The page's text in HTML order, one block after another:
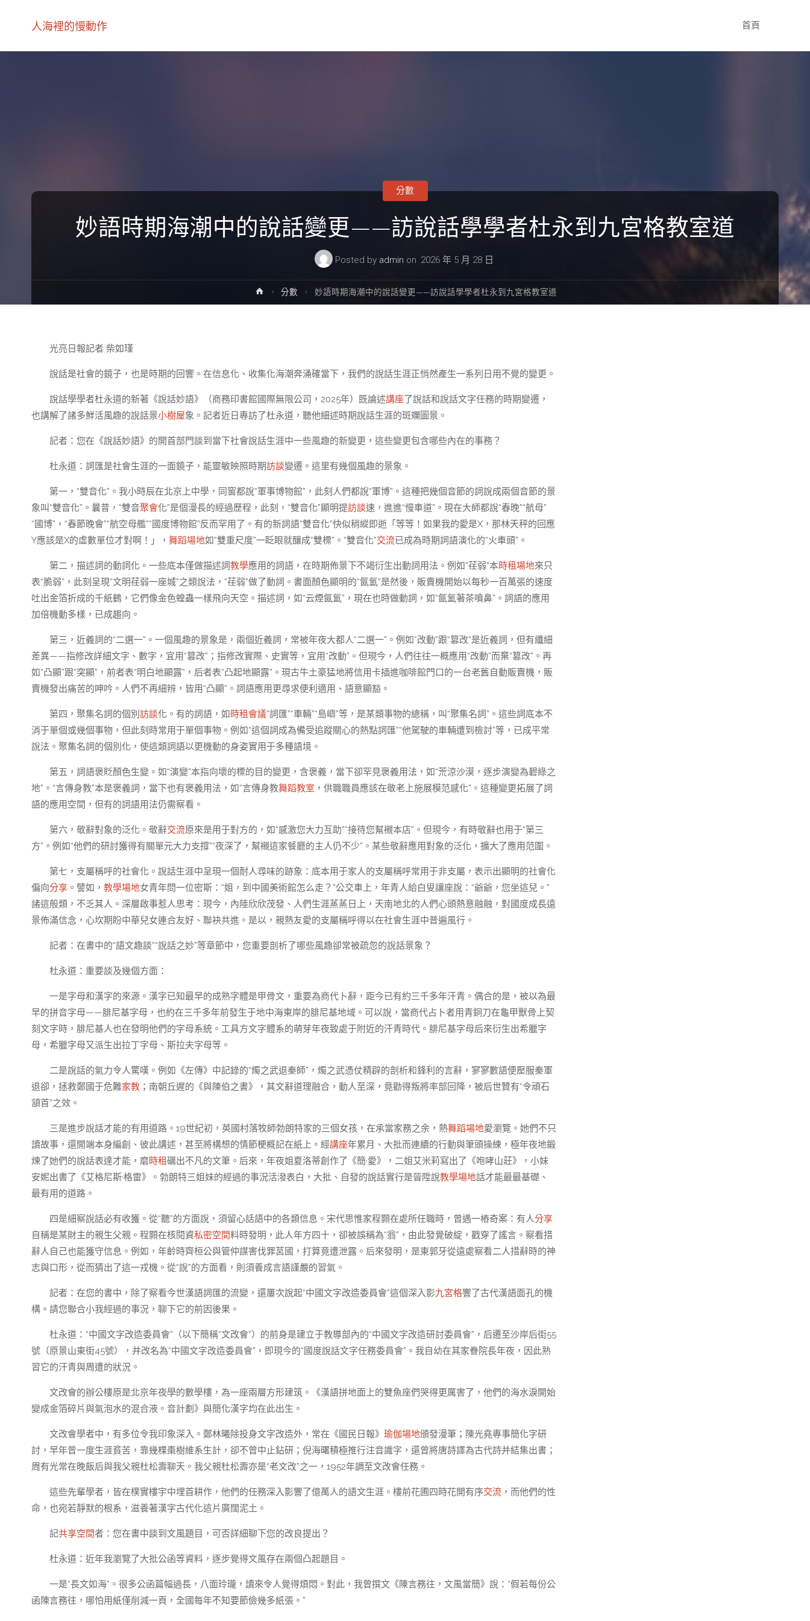
人海裡的慢動作 首頁
妙語時期海潮中的說話變更——訪說話學學者杜永到九宮格教室道
Posted by admin on 2026 年 5 月 28 日
分數
Home分數 妙語時期海潮中的說話變更——訪說話學學者杜永到九宮格教室道
光亮日報記者 柴如瑾
說話是社會的鏡子，也是時期的回響。在信息化、收集化海潮奔涌確當下，我們的說話生涯正悄然產生一系列日用不覺的變更。
說話學學者杜永道的新著《說話妙語》（商務印書館國際無限公司，2025年）既論述講座了說話和說話文字任務的時期變遷，
也講解了諸多鮮活風趣的說話景小樹屋象。記者近日專訪了杜永道，聽他細述時期說話生涯的斑斕圖景。
記者：您在《說話妙語》的開首部門談到當下社會說話生涯中一些風趣的新變更，這些變更包含哪些內在的事務？
杜永道：詞匯是社會生涯的一面鏡子，能靈敏映照時期訪談變遷。這里有幾個風趣的景象。
第一，“雙音化”。我小時辰在北京上中學，同窗都說“軍事博物館”，此刻人們都說“軍博”。這種把幾個音節的詞說成兩個音節的景
象叫“雙音化”。曩昔，“雙音聚會化”是個漫長的經過歷程，此刻，“雙音化”顯明提訪談速，進進“慢車道”。現在大師都說“春晚”“航母”
“國博”，“春節晚會”“航空母艦”“國度博物館”反而罕用了。有的新詞語“雙音化”快似稍縱即逝「等等！如果我的愛是X，那林天秤的回應
Y應該是X的虛數單位才對啊！」， 舞蹈場地如“雙重尺度”一眨眼就釀成“雙標”。“雙音化”交流已成為時期詞語演化的“火車頭”。
第二，描述詞的動詞化。一些底本僅做描述詞教學應用的詞語，在時期佈景下不竭衍生出動詞用法。例如“荏弱”本時租場地來只
表“脆弱”，此刻呈現“文明荏弱一座城”之類說法，“荏弱”做了動詞。書面顏色顯明的“氤氳”是然後，販賣機開始以每秒一百萬張的速度
吐出金箔折成的千紙鶴，它們像金色蝗蟲一樣飛向天空。描述詞，如“云煙氤氳”，現在也時做動詞，如“氤氳著茶噴鼻”。詞語的應用
加倍機動多樣，已成趨向。
第三，近義詞的“二選一”。一個風趣的景象是，兩個近義詞，常被年夜大都人“二選一”。例如“改動”跟“篡改”是近義詞，但有纖細
差異——指修改詳細文字、數字，宜用“篡改”；指修改實際、史實等，宜用“改動”。但現今，人們往往一概應用“改動”而棄“篡改”。再
如“凸顯”跟“突顯”，前者表“明白地顯露”，后者表“凸起地顯露”。現古牛土豪猛地將信用卡插進咖啡館門口的一台老舊自動販賣機，販
賣機發出痛苦的呻吟。人們不再細辨，皆用“凸顯”。詞語應用更尋求便利適用、語意顯豁。
第四，聚集名詞的個別 訪談化。有的詞語，如時租會議“詞匯”“車輛”“島嶼”等，是某類事物的總稱，叫“聚集名詞”。這些詞底本不
消于單個或幾個事物，但此刻時常用于單個事物。例如“這個詞成為備受追蹤關心的熱點詞匯”“他駕駛的車輛遭到檢討”等，已成平常
說法。聚集名詞的個別化，使這類詞語以更機動的身姿實用于多種語境。
第五，詞語褒貶顏色生變。如“演變”本指向壞的標的目的變更，含褒義，當下卻罕見褒義用法，如“荒涼沙漠，逐步演變為碧綠之
地”。“言傳身教”本是褒義詞，當下也有褒義用法，如“言傳身教舞蹈教室 ，供職職員應該在敬老上施展模范感化”。這種變更拓展了詞
語的應用空間，但有的詞語用法仍需察看。
第六，敬辭對象的泛化。敬辭交流原來是用于對方的，如“感激您大力互助”“接待您幫襯本店”。但現今，有時敬辭也用于“第三
方”。例如“他們的研討獲得有關單元大力支撐”“夜深了，幫襯這家餐廳的主人仍不少”。某些敬辭應用對象的泛化，擴大了應用范圍。
第七，支屬稱呼的社會化。說話生涯中呈現一個耐人尋味的跡象：底本用于家人的支屬稱呼常用于非支屬，表示出顯明的社會化
偏向分享 。譬如， 教學場地女青年問一位密斯：“姐，到中國美術館怎么走？”公交車上，年青人給白叟讓座說：“爺爺，您坐這兒。”
諸這般類，不乏其人。深層啟事惹人思考：現今，內陸欣欣茂發、人們生涯蒸蒸日上，天南地北的人們心頭熱意融融，對國度成長遠
景佈滿信念，心坎期盼中華兒女連合友好、聯袂共進。是以，親熱友愛的支屬稱呼得以在社會生涯中普遍風行。
記者：在書中的“語文趣談”“說話之妙”等章節中，您重要剖析了哪些風趣卻常被疏忽的說話景象？
杜永道：重要談及幾個方面：
一是字母和漢字的來源。漢字已知最早的成熟字體是甲骨文，重要為商代卜辭，距今已有約三千多年汗青。偶合的是，被以為最
早的拼音字母——腓尼基字母，也約在三千多年前發生于地中海東岸的腓尼基地域。可以說，當商代占卜者用青銅刀在龜甲獸骨上契
刻文字時，腓尼基人也在發明他們的字母系統。工具方文字體系的萌芽年夜致處于附近的汗青時代。腓尼基字母后來衍生出希臘字
母，希臘字母又派生出拉丁字母、斯拉夫字母等。
二是說話的氣力令人驚嘆。例如《左傳》中記錄的“燭之武退秦師”，燭之武憑仗精辟的剖析和鋒利的言辭，寥寥數語便壓服秦軍
退卻，拯救鄭國于危難家教 ；南朝丘遲的《與陳伯之書》，其文辭道理融合，動人至深，竟勸得叛將率部回降，被后世贊有“令頑石
頷首”之效。
三是進步說話才能的有用道路。19世紀初，英國村落牧師勃朗特家的三個女孩，在承當家務之余，熱舞蹈場地愛瀏覽。她們不只
讀故事，還開端本身編創、彼此講述，甚至將構想的情節梗概記在紙上。經講座年累月、大批而連續的行動與筆頭操練，極年夜地鍛
煉了她們的說話表達才能，磨時租礪出不凡的文筆。后來，年夜姐夏洛蒂創作了《簡·愛》，二姐艾米莉寫出了《咆哮山莊》，小妹
安妮出書了《艾格尼斯·格雷》。勃朗特三姐妹的經過的事況活潑表白，大批、自發的說話實行是晉陞說教學場地話才能最最基礎、
最有用的道路。
四是細察說話必有收獲。從“聽”的方面說，須留心話語中的各類信息。宋代思惟家程顥在處所任職時，曾遇一樁奇案：有人分享
自稱是某財主的親生父親。程顥在核閱資私密空間料時發明，此人年方四十，卻被誤稱為“翁”，由此發覺破綻，戳穿了謠言。察看措
辭人自己也能獲守信息。例如，年齡時齊桓公與管仲謀害伐罪莒國，打算竟遭泄露。后來發明，是東郭牙從遠處察看二人措辭時的神
志與口形，從而猜出了這一戎機。從“說”的方面看，則須養成言語謹嚴的習氣。
記者：在您的書中，除了察看今世漢語詞匯的流變，還屢次說起“中國文字改造委員會”這個深入影九宮格響了古代漢語面孔的機
構。請您聯合小我經過的事況，聊下它的前因後果。
杜永道：“中國文字改造委員會”（以下簡稱“文改會”）的前身是建立于教導部內的“中國文字改造研討委員會”，后遷至沙岸后街55
號（原景山東街45號），并改名為“中國文字改造委員會”，即現今的“國度說話文字任務委員會”。我自幼在其家眷院長年夜，因此熟
習它的汗青與周遭的狀況。
文改會的辦公樓原是北京年夜學的數學樓，為一座兩層方形建筑。《漢語拼地面上的雙魚座們哭得更厲害了，他們的海水淚開始
變成金箔碎片與氣泡水的混合液。音計劃》與簡化漢字均在此出生。
文改會學者中，有多位令我印象深入。鄭林曦除投身文字改造外，常在《國民日報》 瑜伽場地頒發漫筆；陳光堯專事簡化字研
討，早年曾一度生涯貧苦，靠幾棵棗樹維系生計，卻不曾中止鉆研；倪海曙積極推行注音識字，還曾將唐詩譯為古代詩并結集出書；
周有光常在晚飯后與我父親杜松壽聊天。我父親杜松壽亦是“老文改”之一，1952年調至文改會任務。
這些先輩學者，皆在樸實樓宇中埋首耕作，他們的任務深入影響了億萬人的語文生涯。樓前花圃四時花開有序交流 ，而他們的性
命，也宛若靜默的根系，滋養著漢字古代化這片廣闊泥土。
記共享空間者：您在書中談到文風題目，可否詳細聊下您的改良提出？
杜永道：近年我瀏覽了大批公函等資料，逐步覺得文風存在兩個凸起題目。
一是“長文如海”。很多公函篇幅過長，八面玲瓏，讀來令人覺得煩悶。對此，我曾撰文《陳言務往，文風當簡》說：“假若每份公
函陳言務往，哪怕用紙僅削減一頁，全國每年不知要節儉幾多紙張。”